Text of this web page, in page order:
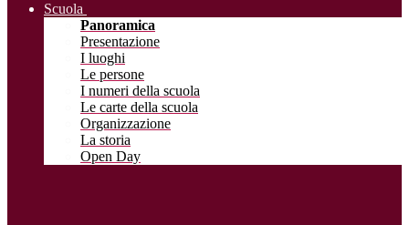
Scuola
Panoramica
Presentazione
I luoghi
Le persone
I numeri della scuola
Le carte della scuola
Organizzazione
La storia
Open Day